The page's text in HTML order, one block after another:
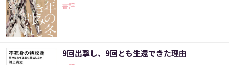
書評
9回出撃し、9回とも生還できた理由